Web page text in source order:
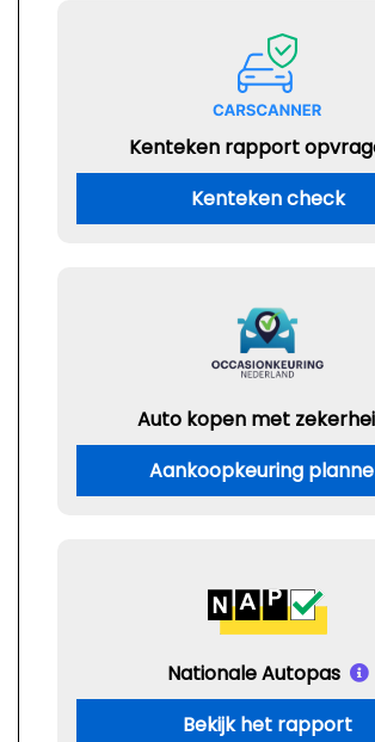
Kenteken rapport
Kenteken check
Auto kopen met
Aankoopkeuring
Nationale Autopas
Bekijk het rapport